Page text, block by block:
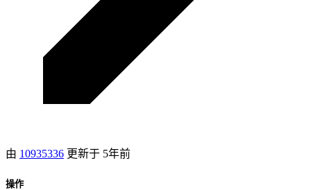
由 10935336 更新于 5年前
操作